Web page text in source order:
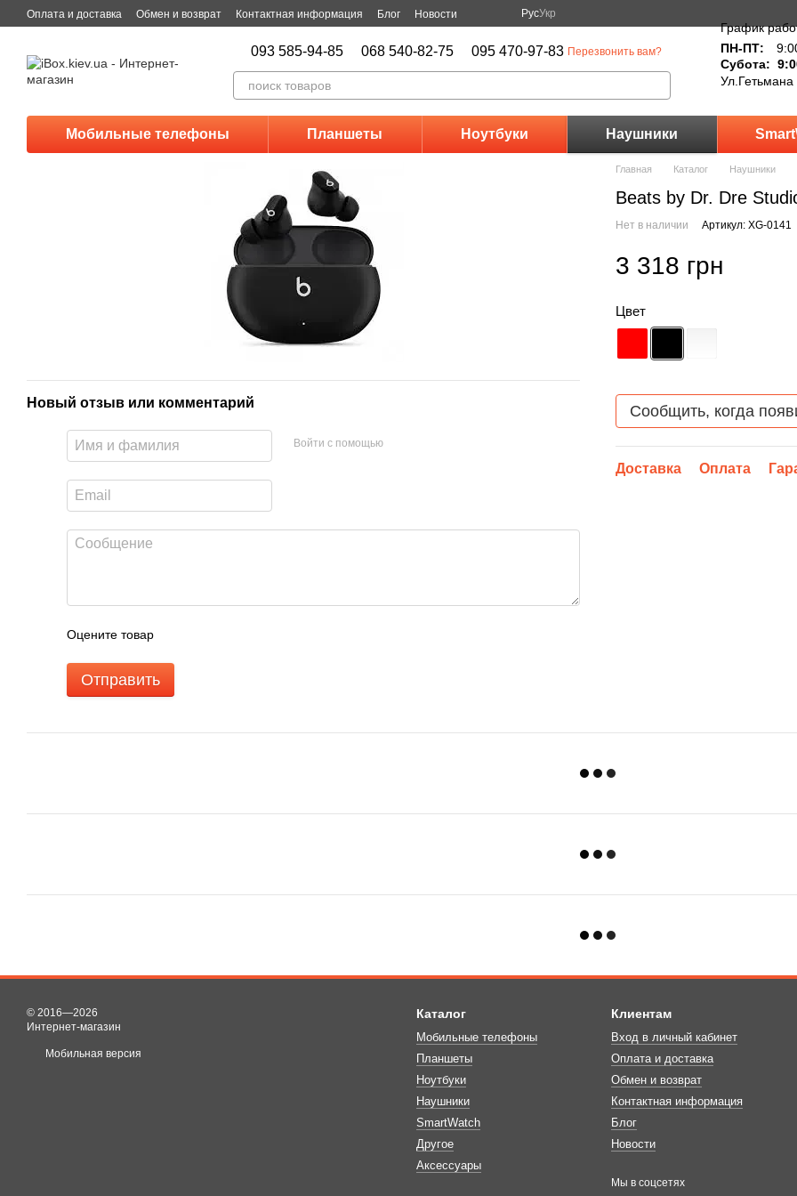
Перейти к основному контенту
Оплата и доставка Обмен и возврат Контактная информация Блог Новости РусУкр
093 585-94-85 068 540-82-75 095 470-97-83 Перезвонить вам?
График
ПН-ПТ:
Субота:
Мобильные телефоны Планшеты Ноутбуки Наушники
Новый отзыв или комментарий
Войти с помощью
Оцените товар
Отправить
Главная Каталог Наушники
Beats by Dr. Dre
Нет в наличии Артикул: XG-0141
3 318 грн
Цвет
Сообщить, когда
Доставка Оплата
© 2016—2026
Интернет-магазин
Мобильная версия
Каталог
Мобильные телефоны
Планшеты
Ноутбуки
Наушники
SmartWatch
Другое
Аксессуары
Клиентам
Вход в личный кабинет
Оплата и доставка
Обмен и возврат
Контактная информация
Блог
Новости
Мы в соцсетях